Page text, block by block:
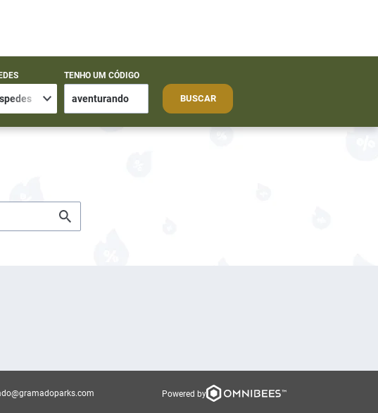
TENHO UM CÓDIGO
BUSCAR
Powered by